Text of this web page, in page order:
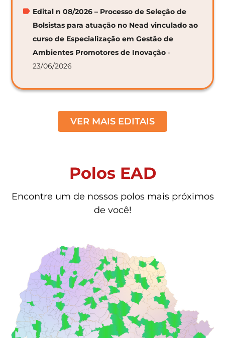
Edital n 08/2026 – Processo de Seleção de
Bolsistas para atuação no Nead vinculado ao
curso de Especialização em Gestão de
Ambientes Promotores de Inovação -
23/06/2026
VER MAIS EDITAIS
Polos EAD
Encontre um de nossos polos mais próximos
de você!